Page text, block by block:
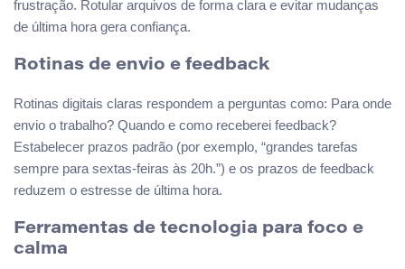
frustração. Rotular arquivos de forma clara e evitar mudanças
de última hora gera confiança.
Rotinas de envio e feedback
Rotinas digitais claras respondem a perguntas como: Para onde
envio o trabalho? Quando e como receberei feedback?
Estabelecer prazos padrão (por exemplo, “grandes tarefas
sempre para sextas-feiras às 20h.”) e os prazos de feedback
reduzem o estresse de última hora.
Ferramentas de tecnologia para foco e
calma